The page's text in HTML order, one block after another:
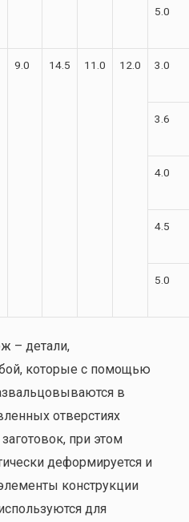
5.0
9.0 14.5 11.0 12.0 3.0
3.6
4.0
4.5
5.0
– детали,
которые с помощью
в
отверстиях
при этом
деформируется и
конструкции
для